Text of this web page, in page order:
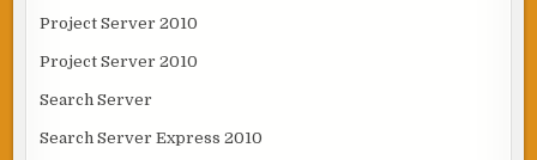
Project Server 2010
Project Server 2010
Search Server
Search Server Express 2010